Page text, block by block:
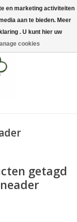
getagd
en marketing activiteiten
aan te bieden. Meer
. U kunt hier uw
cookies